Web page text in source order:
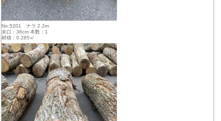
No:5201 ナラ 2.2m
末口：36cm 本数：1
材積：0.285㎥